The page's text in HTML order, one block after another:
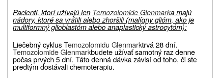
Pacienti, ktorí užívajú len Temozolomide Glenmarka majú
nádory, ktoré sa vrátili alebo zhoršili (malígny glióm, ako je
multiformný glioblastóm alebo anaplastický astrocytóm):
Liečebný cyklusTemozolomidu Glenmarktrvá 28 dní.
Temozolomide Glenmarkbudete užívať samotný raz denne
počas prvých 5 dní. Táto denná dávka závisí od toho, či ste
predtým dostávali chemoterapiu.